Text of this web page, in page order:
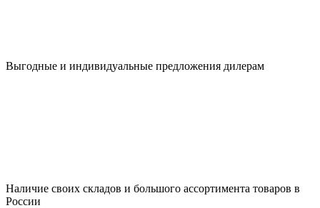
Выгодные и индивидуальные предложения дилерам
Наличие своих складов и большого ассортимента товаров в
России